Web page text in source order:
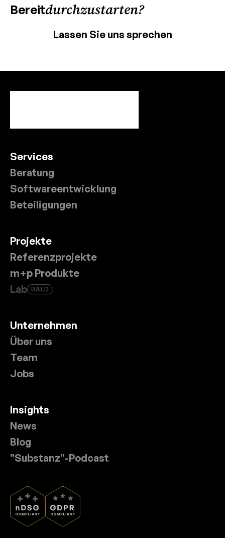
Bereitdurchzustarten?
Lassen Sie uns sprechen
Services
Beratung
Softwareentwicklung
Beteiligungen
Projekte
Referenzprojekte
m+p Produkte
Lab BALD
Unternehmen
Über uns
Team
Jobs
Insights
News
Blog
"Substanz"-Podcast